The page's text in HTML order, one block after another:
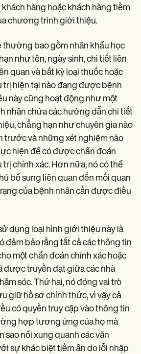
hàng hoặc khách hàng tiềm
chương trình giới thiệu.
thường bao gồm nhân khẩu học
như tên, ngày sinh, chi tiết liên
quan và bất kỳ loại thuốc hoặc
hiện tại nào đang được bệnh
này cũng hoạt động như một
nhân chứa các hướng dẫn chi tiết
chẳng hạn như chuyên gia nào
trước và những xét nghiệm nào
hiện để có được chẩn đoán
trị chính xác. Hơn nữa, nó có thể
bổ sung liên quan đến mối quan
của bệnh nhân cần được điều
dụng loại hình giới thiệu này là
đảm bảo rằng tất cả các thông tin
một chẩn đoán chính xác hoặc
được truyền đạt giữa các nhà
sóc. Thứ hai, nó đóng vai trò
giữ hồ sơ chính thức, vì vậy cả
có quyền truy cập vào thông tin
hợp tương ứng của họ mà
sao nổi xung quanh các văn
sự khác biệt tiềm ẩn do lỗi nhập